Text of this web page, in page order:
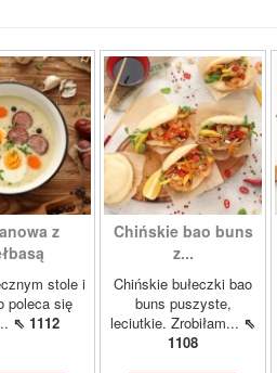
z
stole i
poleca się
⇖ 1112
Chińskie bao buns
z...
Chińskie bułeczki bao
buns puszyste,
leciutkie. Zrobiłam... ⇖
1108